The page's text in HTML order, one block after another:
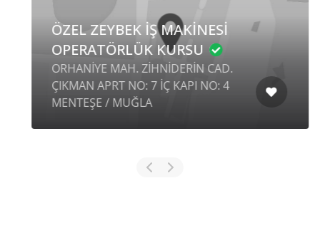
ÖZEL ZEYBEK İŞ MAKİNESİ
OPERATÖRLÜK KURSU
ORHANİYE MAH. ZİHNİDERİN CAD.
ÇIKMAN APRT NO: 7 İÇ KAPI NO: 4
MENTEŞE / MUĞLA